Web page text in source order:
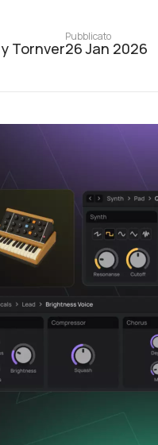
Tornver
Pubblicato
26 Jan 2026